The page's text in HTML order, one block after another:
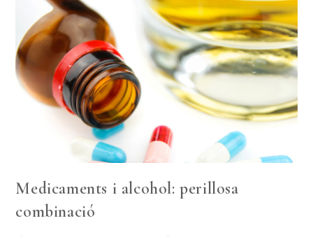
Medicaments i alcohol: perillosa
combinació